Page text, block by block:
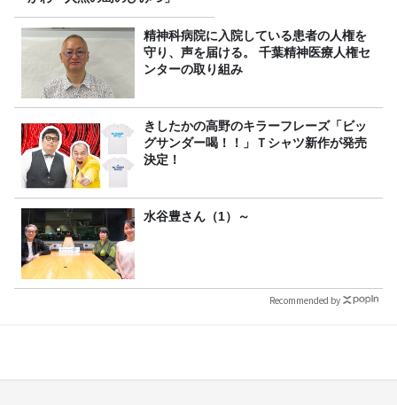
精神科病院に入院している患者の人権を
守り、声を届ける。 千葉精神医療人権セ
ンターの取り組み
きしたかの高野のキラーフレーズ「ビッ
グサンダー喝！！」Ｔシャツ新作が発売
決定！
水谷豊さん（1）～
Recommended by